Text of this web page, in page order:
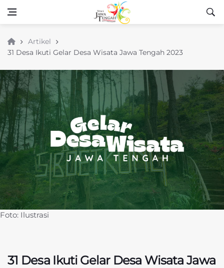
Artikel
31 Desa Ikuti Gelar Desa Wisata Jawa Tengah 2023
Foto: Ilustrasi
31 Desa Ikuti Gelar Desa Wisata Jawa